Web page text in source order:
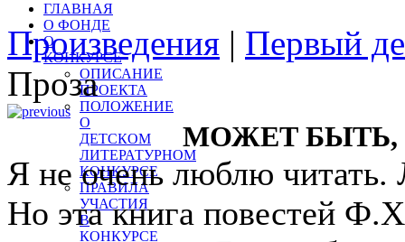
ГЛАВНАЯ
О ФОНДЕ
О
КОНКУРСЕ
ОПИСАНИЕ
ПРОЕКТА
ПОЛОЖЕНИЕ
О
ДЕТСКОМ
ЛИТЕРАТУРНОМ
КОНКУРСЕ
ПРАВИЛА
УЧАСТИЯ
В
КОНКУРСЕ
Произведения | Первый
Проза
МОЖЕТ БЫТЬ,
Я не очень люблю читать.
Но эта книга повестей